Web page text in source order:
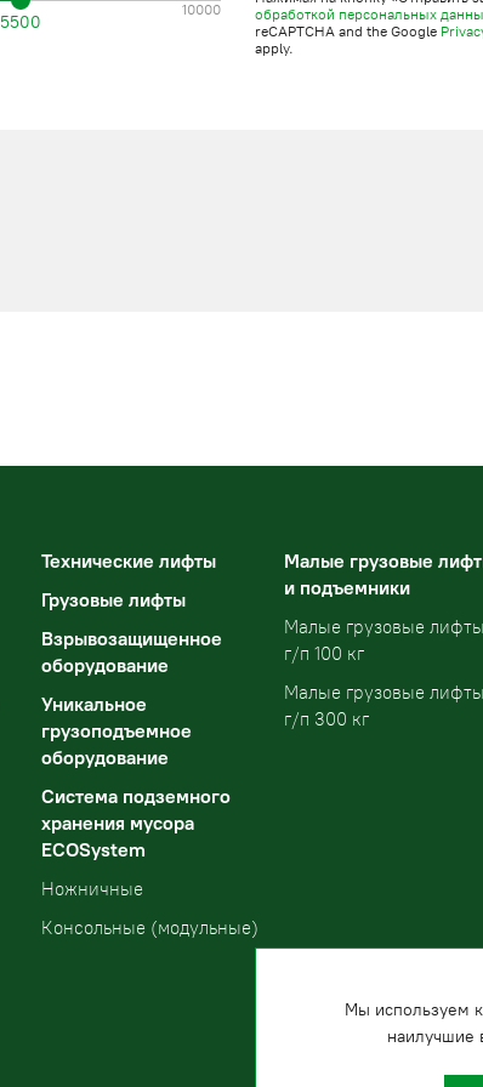
5500
10000
обработкой персональных
reCAPTCHA and the Google
apply.
Технические лифты
Грузовые лифты
Взрывозащищенное
оборудование
Уникальное
грузоподъемное
оборудование
Система подземного
хранения мусора
ECOSystem
Ножничные
Консольные (модульные)
Малые грузовые
и подъемники
Малые грузовые лифты
г/п 100 кг
Малые грузовые лифты
г/п 300 кг
Мы используем
наилучшие